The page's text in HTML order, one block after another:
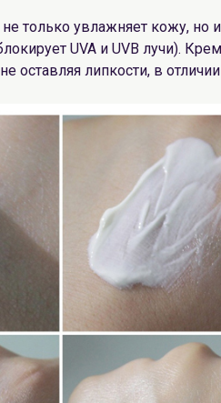
только увлажняет кожу, но
UVA и UVB лучи).
оставляя липкости, в